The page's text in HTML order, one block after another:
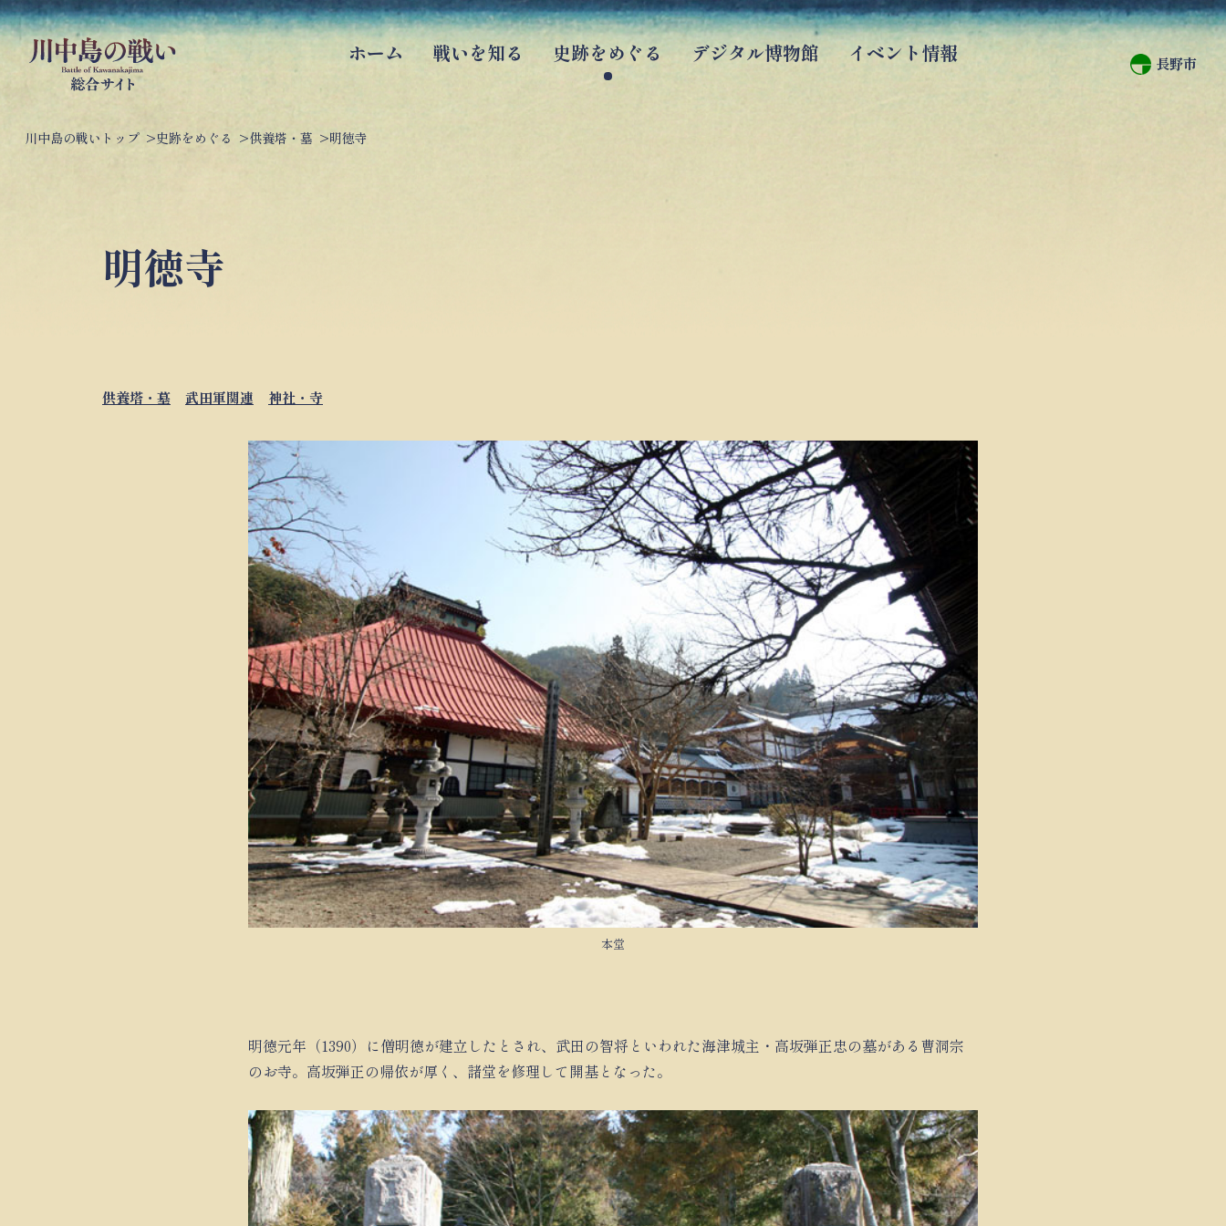
ホーム 戦いを知る 史跡をめぐる デジタル博物館 イベント情報 長野市
川中島の戦いトップ 史跡をめぐる 供養塔・墓 明徳寺
明徳寺
供養塔・墓 武田軍関連 神社・寺
本堂
明徳元年（1390）に僧明徳が建立したとされ、武田の智将といわれた海津城主・高坂弾正忠の墓がある曹洞宗
のお寺。高坂弾正の帰依が厚く、諸堂を修理して開基となった。